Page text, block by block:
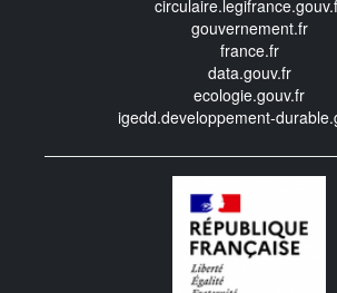
gouvernement.fr
france.fr
data.gouv.fr
ecologie.gouv.fr
igedd.developpement-